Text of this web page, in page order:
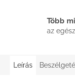
Több
az
Leírás